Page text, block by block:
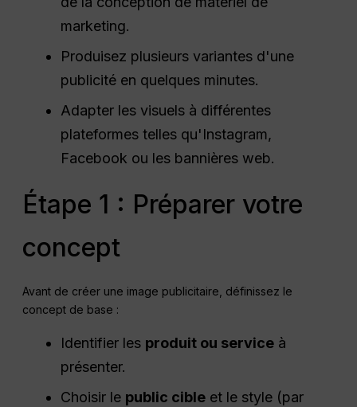
marketing.
Produisez plusieurs variantes d'une
publicité en quelques minutes.
Adapter les visuels à différentes
plateformes telles qu'Instagram,
Facebook ou les bannières web.
Étape 1 : Préparer votre
concept
Avant de créer une image publicitaire, définissez le
concept de base :
Identifier les produit ou service à
présenter.
Choisir le public cible et le style (par